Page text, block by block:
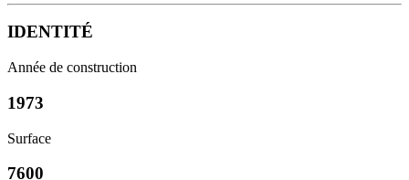
IDENTITÉ
Année de construction
1973
Surface
7600